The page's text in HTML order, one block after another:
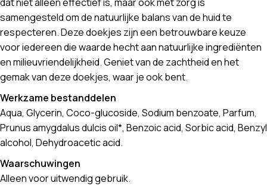
samengesteld om de natuurlijke balans van de huid te
respecteren. Deze doekjes zijn een betrouwbare keuze
voor iedereen die waarde hecht aan natuurlijke ingrediënten
en milieuvriendelijkheid. Geniet van de zachtheid en het
gemak van deze doekjes, waar je ook bent.
Werkzame bestanddelen
Aqua, Glycerin, Coco-glucoside, Sodium benzoate, Parfum,
Prunus amygdalus dulcis oil*, Benzoic acid, Sorbic acid, Benzyl
alcohol, Dehydroacetic acid.
Waarschuwingen
Alleen voor uitwendig gebruik.